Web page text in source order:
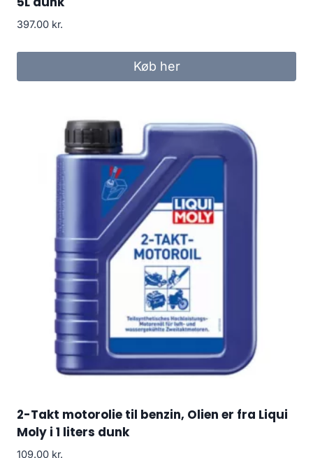
397.00 kr.
Køb her
2-Takt motorolie til benzin, Olien er fra Liqui
Moly i 1 liters dunk
109.00 kr.